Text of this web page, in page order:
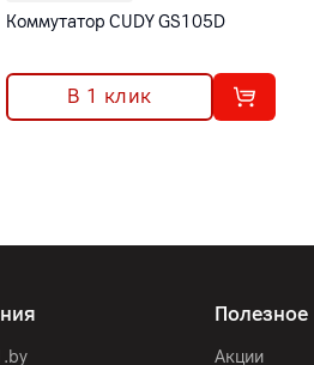
Коммутатор CUDY GS105D
В 1 клик
Полезное
Акции